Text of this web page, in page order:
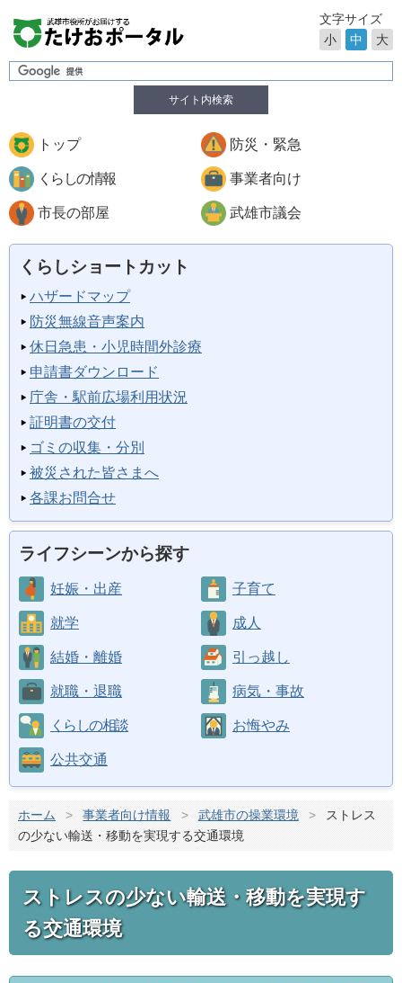
サイト内検索
文字サイズ
小
中 大
トップ 防災・緊急
くらしの情報 事業者向け
市長の部屋 武雄市議会
くらしショートカット
ハザードマップ
防災無線音声案内
休日急患・小児時間外診療
申請書ダウンロード
庁舎・駅前広場利用状況
証明書の交付
ゴミの収集・分別
被災された皆さまへ
各課お問合せ
ライフシーンから探す
妊娠・出産 子育て
就学 成人
結婚・離婚 引っ越し
就職・退職 病気・事故
くらしの相談 お悔やみ
公共交通
ホーム > 事業者向け情報 > 武雄市の操業環境 >
ストレス
の少ない輸送・移動を実現する交通環境
ストレスの少ない輸送・移動を実現す
る交通環境